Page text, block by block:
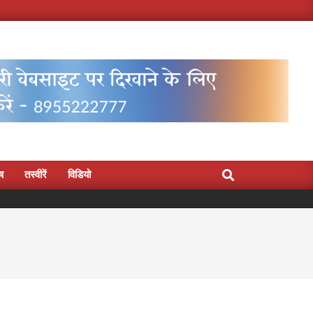
तस्वीरें विडियो Search